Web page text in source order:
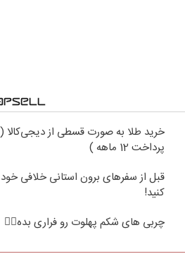
خرید طلا به صورت قسطی از دیجی‌کالا (
پرداخت 12 ماهه )
قبل از سفرهای برون استانی خلافی
کنید!
چربی های شکم پهلوت رو فراری بده👌🏻